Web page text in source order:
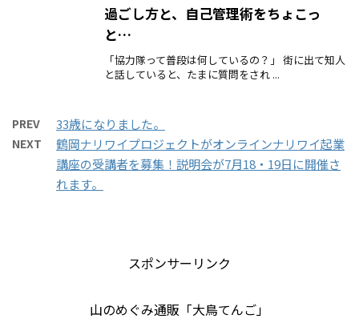
過ごし方と、自己管理術をちょこっ
と…
「協力隊って普段は何しているの？」 街に出て知人
と話していると、たまに質問をされ ...
PREV 33歳になりました。
NEXT
鶴岡ナリワイプロジェクトがオンラインナリワイ起業
講座の受講者を募集！説明会が7月18・19日に開催さ
れます。
スポンサーリンク
山のめぐみ通販「大鳥てんご」